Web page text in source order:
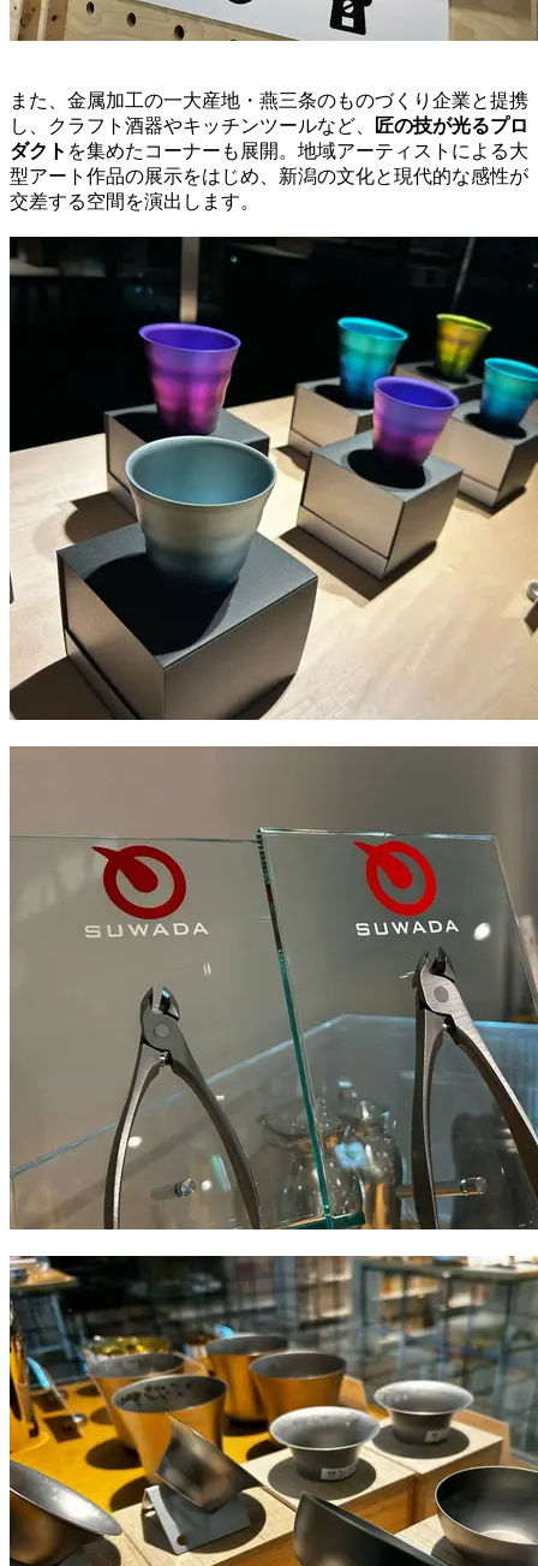
また、金属加工の一大産地・燕三条のものづくり企業と提携
し、クラフト酒器やキッチンツールなど、
匠の技が光るプロ
ダクト を集めたコーナーも展開。地域アーティストによる大
型アート作品の展示をはじめ、新潟の文化と現代的な感性が
交差する空間を演出します。